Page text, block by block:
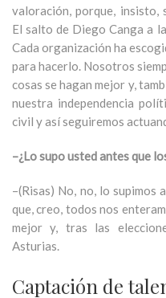
valoración, porque, insisto,
El salto de Diego Canga a
Cada organización ha
para hacerlo. Nosotros
cosas se hagan mejor y,
nuestra independencia
civil y así seguiremos
–¿Lo supo usted antes que
–(Risas) No, no, lo supimos
que, creo, todos nos
mejor y, tras las
Asturias.
Captación de